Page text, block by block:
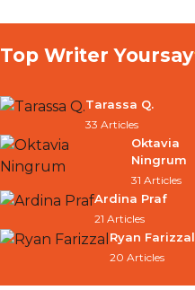
Top Writer Yoursay
Tarassa Q.
33 Articles
Oktavia
Ningrum
31 Articles
Ardina Praf
21 Articles
Ryan Farizzal
20 Articles